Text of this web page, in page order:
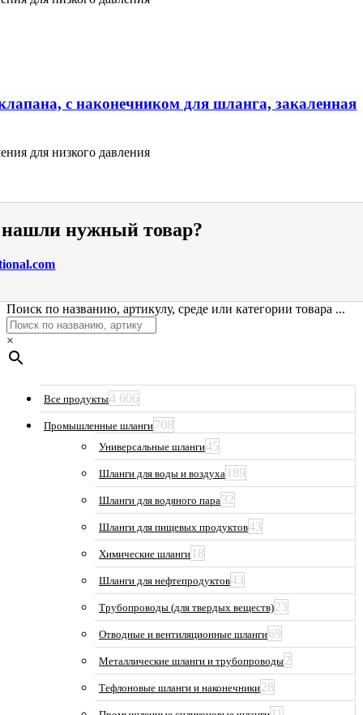
с наконечником для шланга, закаленная
для низкого давления
нужный товар?
Поиск по названию, артикулу, среде или категории товара ...
×
Все продукты4 606
Промышленные шланги708
Универсальные шланги45
Шланги для воды и воздуха 189
Шланги для водяного пара32
Шланги для пищевых продуктов43
Химические шланги 18
Шланги для нефтепродуктов43
Трубопроводы (для твердых веществ)23
Отводные и вентиляционные шланги69
Металлические шланги и трубопроводы2
Тефлоновые шланги и наконечники28